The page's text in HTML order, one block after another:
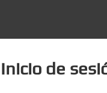
Inicio de